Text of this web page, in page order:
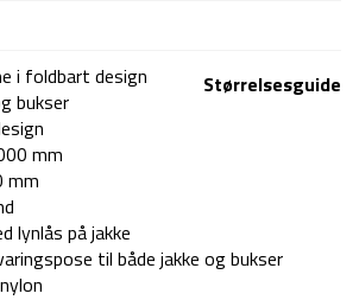
kr.
Størrelsesguide
i foldbart design
bukser
mm
mm
lynlås på jakke
til både jakke og bukser